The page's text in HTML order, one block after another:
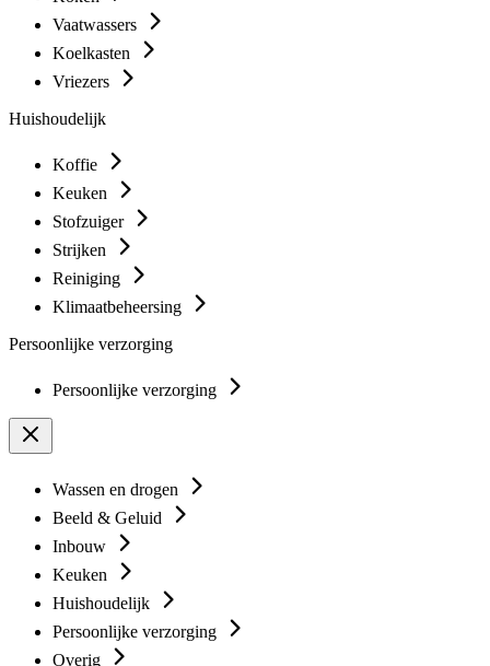
Vaatwassers
Koelkasten
Vriezers
Huishoudelijk
Koffie
Keuken
Stofzuiger
Strijken
Reiniging
Klimaatbeheersing
Persoonlijke verzorging
Persoonlijke verzorging
Wassen en drogen
Beeld & Geluid
Inbouw
Keuken
Huishoudelijk
Persoonlijke verzorging
Overig